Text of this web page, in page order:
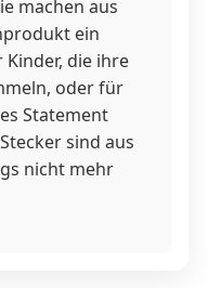
machen aus
ein
die ihre
oder für
Statement
sind aus
nicht mehr